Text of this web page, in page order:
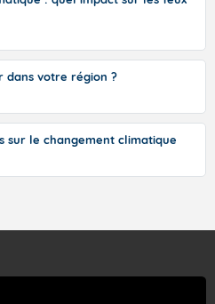
dans votre région ?
sur le changement climatique